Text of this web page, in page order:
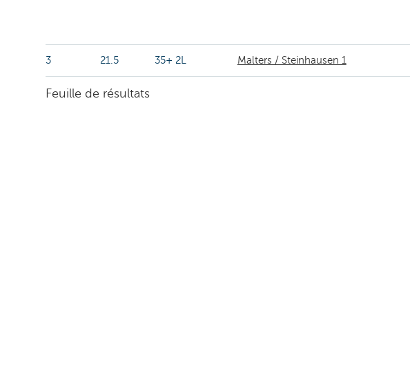
3 21.5 35+ 2L Malters / Steinhausen 1
Feuille de résultats